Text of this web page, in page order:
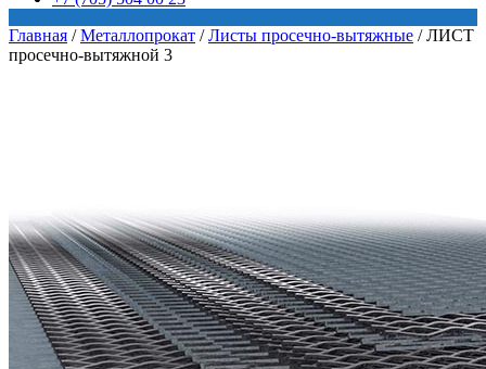
Главная / Металлопрокат / Листы просечно-вытяжные /ЛИСТ
просечно-вытяжной 3